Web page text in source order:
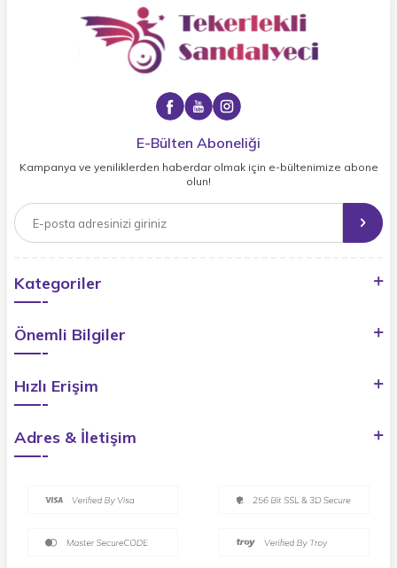
E-Bülten Aboneliği
Kampanya ve yeniliklerden haberdar olmak için e-bültenimize abone
olun!
Kategoriler
Önemli Bilgiler
Hızlı Erişim
Adres & İletişim